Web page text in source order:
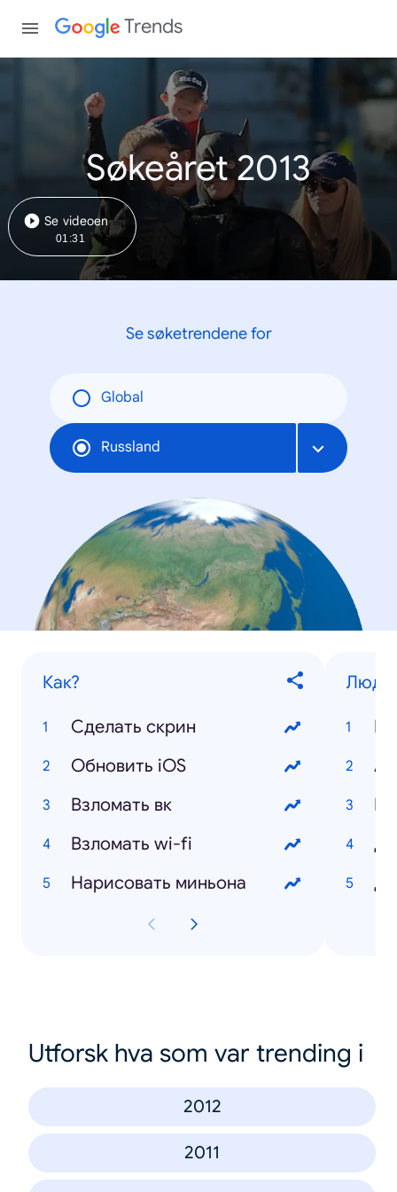
Trends
Søkeåret 2013
Se videoen
01:31
Se søketrendene for
Global
Russland
Как?
Сделать скрин
Обновить iOS
Взломать вк
Взломать wi-fi
Нарисовать миньона
Люди
Utforsk hva som var trending i
2012
2011